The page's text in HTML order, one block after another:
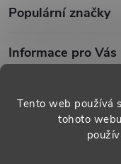
Tento web používá
tohoto
Populární značky
Informace pro Vás
Copyright 2026